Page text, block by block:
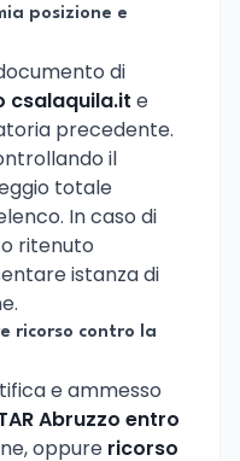
posizione e
di
csalaquila.it e
precedente.
il
totale
In caso di
ritenuto
istanza di
ricorso contro la
e ammesso
Abruzzo entro
oppure ricorso